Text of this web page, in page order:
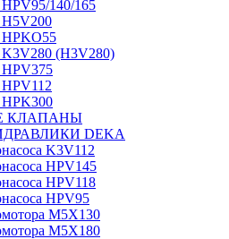
HPV95/140/165
H5V200
HPKO55
K3V280 (H3V280)
HPV375
HPK300
КЛАПАНЫ
DEKA
K3V112
HPV145
HPV118
HPV95
M5X130
M5X180